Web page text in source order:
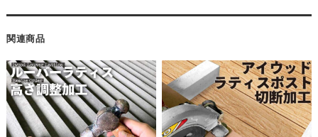
関連商品